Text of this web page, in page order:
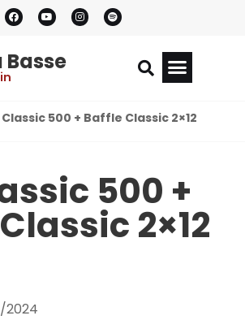
Basse
Classic 500 + Baffle Classic 2×12
500 +
2×12
2024